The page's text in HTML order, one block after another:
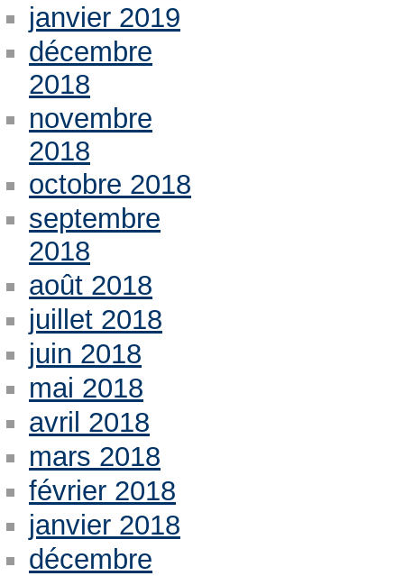
janvier 2019
décembre
2018
novembre
2018
octobre 2018
septembre
2018
août 2018
juillet 2018
juin 2018
mai 2018
avril 2018
mars 2018
février 2018
janvier 2018
décembre